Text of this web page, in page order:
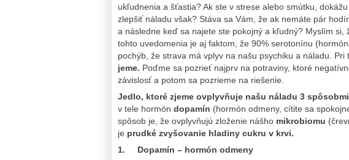
ukľudnenia a šťastia? Ak ste v strese alebo smútku,
zlepšiť náladu však? Stáva sa Vám, že ak nemáte pár
a následne keď sa najete ste pokojný a kľudný? Myslím si,
tohto uvedomenia je aj faktom, že 90% serotonínu
pochýb, že strava má vplyv na našu psychiku a náladu. Pri
jeme. Poďme sa pozrieť najprv na potraviny, ktoré
závislosť a potom sa pozrieme na riešenie.
Jedlo, ktoré zjeme ovplyvňuje našu náladu 3
v tele hormón dopamín (hormón odmeny, cítite sa
spôsob je, že ovplyvňujú zloženie nášho mikrobiomu
je prudké zvyšovanie hladiny cukru v krvi.
1. Dopamín – hormón odmeny